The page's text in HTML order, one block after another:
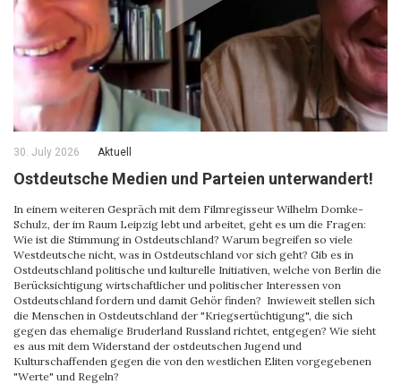
30. July 2026 Aktuell
Ostdeutsche Medien und Parteien unterwandert!
In einem weiteren Gespräch mit dem Filmregisseur Wilhelm Domke-
Schulz, der im Raum Leipzig lebt und arbeitet, geht es um die Fragen:
Wie ist die Stimmung in Ostdeutschland? Warum begreifen so viele
Westdeutsche nicht, was in Ostdeutschland vor sich geht? Gib es in
Ostdeutschland politische und kulturelle Initiativen, welche von Berlin die
Berücksichtigung wirtschaftlicher und politischer Interessen von
Ostdeutschland fordern und damit Gehör finden? Inwieweit stellen sich
die Menschen in Ostdeutschland der "Kriegsertüchtigung", die sich
gegen das ehemalige Bruderland Russland richtet, entgegen? Wie sieht
es aus mit dem Widerstand der ostdeutschen Jugend und
Kulturschaffenden gegen die von den westlichen Eliten vorgegebenen
"Werte" und Regeln?